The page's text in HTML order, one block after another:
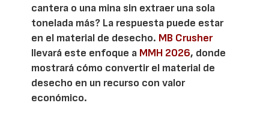
cantera o una mina sin extraer una sola
tonelada más? La respuesta puede estar
en el material de desecho. MB Crusher
llevará este enfoque a MMH 2026, donde
mostrará cómo convertir el material de
desecho en un recurso con valor
económico.